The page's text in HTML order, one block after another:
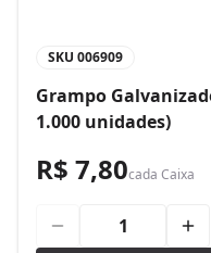
SKU 006909
Grampo
1.000 unidades)
R$ 7,80cada Caixa